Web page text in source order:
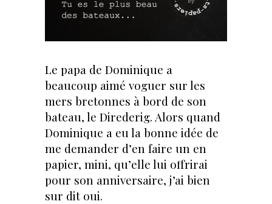
Le papa de Dominique a
beaucoup aimé voguer sur les
mers bretonnes à bord de son
bateau, le Direderig. Alors quand
Dominique a eu la bonne idée de
me demander d’en faire un en
papier, mini, qu’elle lui offrirai
pour son anniversaire, j’ai bien
sur dit oui.